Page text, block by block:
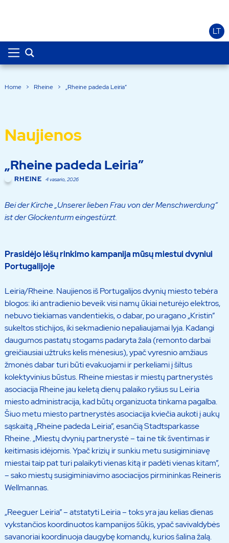
LT
Home > Rheine > „Rheine padeda Leiria”
Naujienos
„Rheine padeda Leiria”
RHEINE 4 vasario, 2026
Bei der Kirche „Unserer lieben Frau von der Menschwerdung“
ist der Glockenturm eingestürzt.
Prasidėjo lėšų rinkimo kampanija mūsų miestui dvyniui
Portugalijoje
Leiria/Rheine. Naujienos iš Portugalijos dvynių miesto tebėra
blogos: iki antradienio beveik visi namų ūkiai neturėjo elektros,
nebuvo tiekiamas vandentiekis, o dabar, po uragano „Kristin”
sukeltos stichijos, iki sekmadienio nepaliaujamai lyja. Kadangi
daugumos pastatų stogams padaryta žala (remonto darbai
greičiausiai užtruks kelis mėnesius), ypač vyresnio amžiaus
žmonės dabar turi būti evakuojami ir perkeliami į šiltus
kolektyvinius būstus. Rheine miestas ir miestų partnerystės
asociacija Rheine jau keletą dienų palaiko ryšius su Leiria
miesto administracija, kad būtų organizuota tinkama pagalba.
Šiuo metu miesto partnerystės asociacija kviečia aukoti į aukų
sąskaitą „Rheine padeda Leiria”, esančią Stadtsparkasse
Rheine. „Miestų dvynių partnerystė – tai ne tik šventimas ir
keitimasis idėjomis. Ypač krizių ir sunkiu metu susigiminiavę
miestai taip pat turi palaikyti vienas kitą ir padėti vienas kitam”,
– sako miestų susigiminiavimo asociacijos pirmininkas Reineris
Wellmannas.
„Reeguer Leiria” – atstatyti Leiria – toks yra jau kelias dienas
vykstančios koordinuotos kampanijos šūkis, ypač savivaldybės
savanoriai koordinuoja daugybę komandų, kurios šalina žalą.